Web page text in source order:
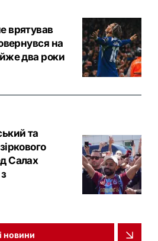
врятував
на
два роки
та
Салах
новини